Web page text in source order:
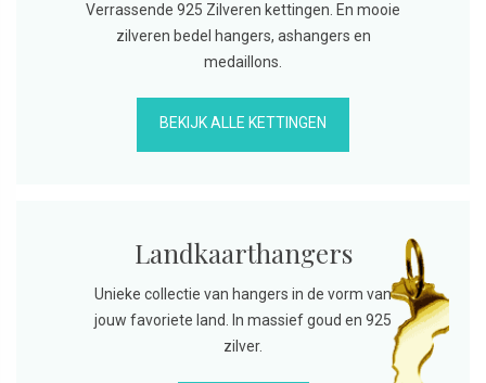
Verrassende 925 Zilveren kettingen. En mooie
zilveren bedel hangers, ashangers en
medaillons.
BEKIJK ALLE KETTINGEN
Landkaarthangers
Unieke collectie van hangers in de vorm van
jouw favoriete land. In massief goud en 925
zilver.